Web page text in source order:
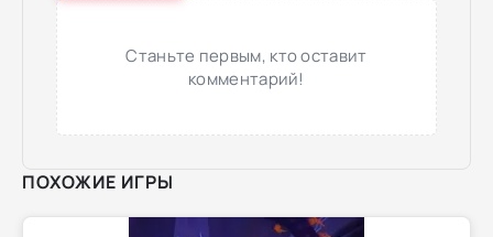
Станьте первым, кто оставит
комментарий!
ПОХОЖИЕ ИГРЫ